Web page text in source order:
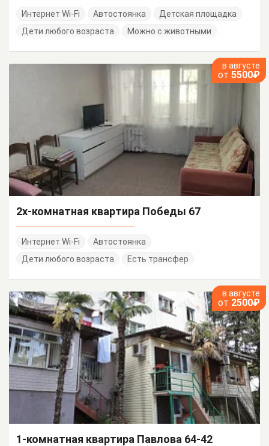
Интернет Wi-Fi Автостоянка
Детская площадка
Дети любого возраста
Можно с животными
в августе
от 5500₽
2х-комнатная квартира Победы 67
Интернет Wi-Fi
Автостоянка
Дети любого возраста
Есть трансфер
в августе
от 2500₽
1-комнатная квартира Павлова 64-42